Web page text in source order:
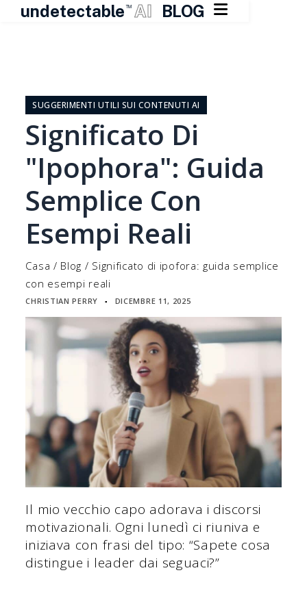
undetectable TM AI BLOG 
contenutoSUGGERIMENTI UTILI SUI CONTENUTI AI
Significato Di
"ipophora": Guida
Semplice Con
Esempi Reali
Casa / Blog / Significato di ipofora: guida semplice
con esempi reali
CHRISTIAN PERRY ▪ DICEMBRE 11, 2025
Il mio vecchio capo adorava i discorsi
motivazionali. Ogni lunedì ci riuniva e
iniziava con frasi del tipo: “Sapete cosa
distingue i leader dai seguaci?”